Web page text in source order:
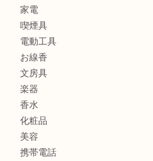
FENDI
フィギュア
全て
貴金属
宝石
金製品
銀製品